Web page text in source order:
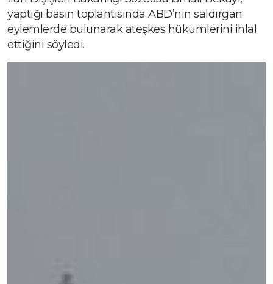
yaptığı basın toplantısında ABD’nin saldırgan
eylemlerde bulunarak ateşkes hükümlerini ihlal
ettiğini söyledi.